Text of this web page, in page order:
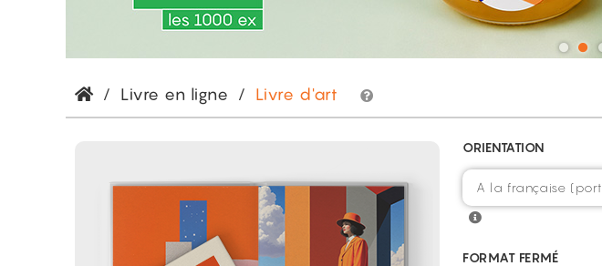
/ Livre en ligne / Livre d'art
ORIENTATION
FORMAT FERMÉ